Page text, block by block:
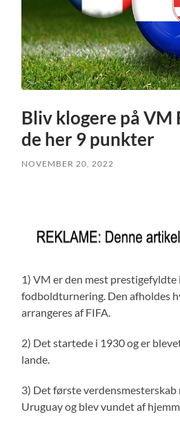
Bliv klogere på VM
de her 9 punkter
NOVEMBER 20, 2022
1) VM er den mest
fodboldturnering. Den afholdes
arrangeres af FIFA.
2) Det startede i 1930 og er
lande.
3) Det første verdensmesterskab
Uruguay og blev vundet af